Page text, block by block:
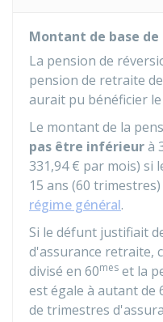
Montant de base
La pension de
pension de retraite
aurait pu bénéficier
Le montant de la
pas être inférieurà
331,94 € par mois) si
15 ans (60 trimestres)
régime général.
Si le défunt justifiait
d'assurance retraite,
divisé en 60mes et la
est égale à autant de
de trimestres